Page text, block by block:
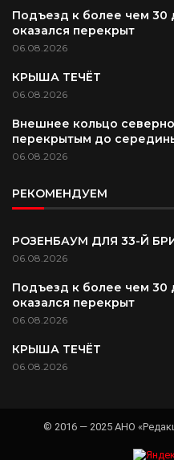
Подъезд к более чем
оказался перекрыт
06.08.2026
КРЫША ТЕЧЁТ
06.08.2026
Внешнее кольцо
перекрытым до
06.08.2026
РЕКОМЕНДУЕМ
РОЗЕНБАУМ ДЛЯ 33-Й
06.08.2026
Подъезд к более чем
оказался перекрыт
06.08.2026
КРЫША ТЕЧЁТ
06.08.2026
© 2016 — 2025 АНО